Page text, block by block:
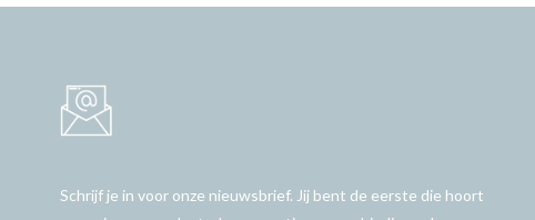
Schrijf je in voor onze nieuwsbrief. Jij bent de eerste die hoort